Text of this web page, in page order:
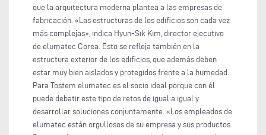
que la arquitectura moderna plantea a las empresas de
fabricación. «Las estructuras de los edificios son cada vez
más complejas», indica Hyun-Sik Kim, director ejecutivo
de elumatec Corea. Esto se refleja también en la
estructura exterior de los edificios, que además deben
estar muy bien aislados y protegidos frente a la humedad.
Para Tostem elumatec es el socio ideal porque con él
puede debatir este tipo de retos de igual a igual y
desarrollar soluciones conjuntamente. «Los empleados de
elumatec están orgullosos de su empresa y sus productos.